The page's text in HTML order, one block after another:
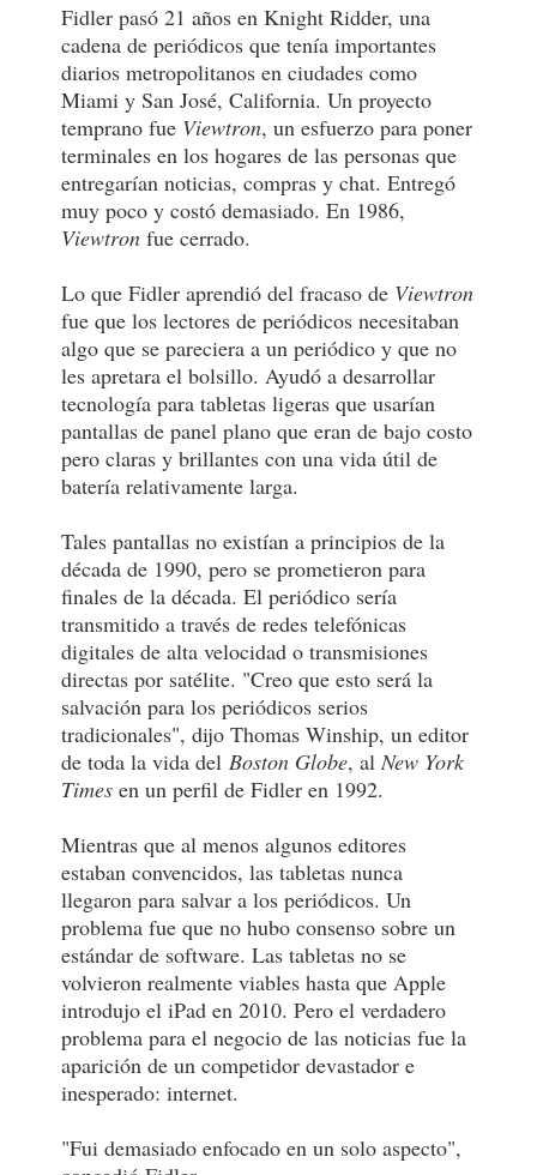
Fidler pasó 21 años en Knight Ridder, una
cadena de periódicos que tenía importantes
diarios metropolitanos en ciudades como
Miami y San José, California. Un proyecto
temprano fue Viewtron, un esfuerzo para poner
terminales en los hogares de las personas que
entregarían noticias, compras y chat. Entregó
muy poco y costó demasiado. En 1986,
Viewtron fue cerrado.
Lo que Fidler aprendió del fracaso de Viewtron
fue que los lectores de periódicos necesitaban
algo que se pareciera a un periódico y que no
les apretara el bolsillo. Ayudó a desarrollar
tecnología para tabletas ligeras que usarían
pantallas de panel plano que eran de bajo costo
pero claras y brillantes con una vida útil de
batería relativamente larga.
Tales pantallas no existían a principios de la
década de 1990, pero se prometieron para
finales de la década. El periódico sería
transmitido a través de redes telefónicas
digitales de alta velocidad o transmisiones
directas por satélite. "Creo que esto será la
salvación para los periódicos serios
tradicionales", dijo Thomas Winship, un editor
de toda la vida del Boston Globe, alNew York
Times en un perfil de Fidler en 1992.
Mientras que al menos algunos editores
estaban convencidos, las tabletas nunca
llegaron para salvar a los periódicos. Un
problema fue que no hubo consenso sobre un
estándar de software. Las tabletas no se
volvieron realmente viables hasta que Apple
introdujo el iPad en 2010. Pero el verdadero
problema para el negocio de las noticias fue la
aparición de un competidor devastador e
inesperado: internet.
"Fui demasiado enfocado en un solo aspecto",